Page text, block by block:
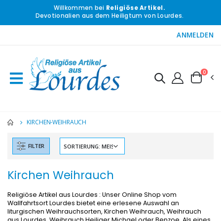
Willkommen bei Religiöse Artikel.
Devotionalien aus dem Heiligtum von Lourdes.
ANMELDEN
0
KIRCHEN-WEIHRAUCH
FILTER
Kirchen Weihrauch
Religiöse Artikel aus Lourdes : Unser Online Shop vom
Wallfahrtsort Lourdes bietet eine erlesene Auswahl an
liturgischen Weihrauchsorten, Kirchen Weihrauch, Weihrauch